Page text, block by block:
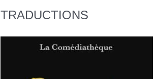
TRADUCTIONS